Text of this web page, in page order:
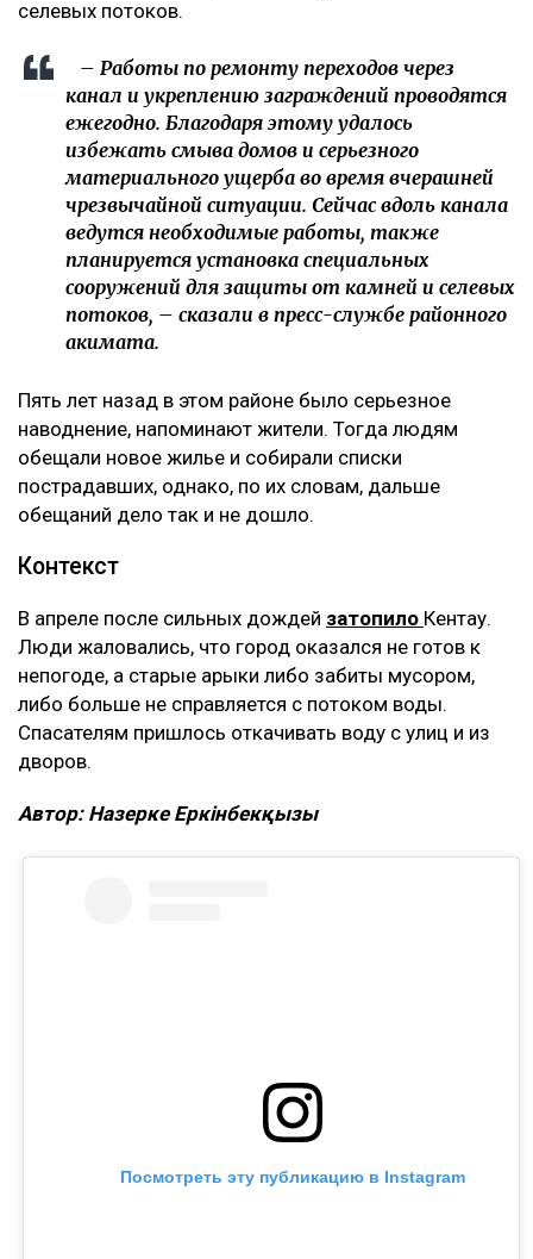
селевых потоков.
– Работы по ремонту переходов через
канал и укреплению заграждений проводятся
ежегодно. Благодаря этому удалось
избежать смыва домов и серьезного
материального ущерба во время вчерашней
чрезвычайной ситуации. Сейчас вдоль канала
ведутся необходимые работы, также
планируется установка специальных
сооружений для защиты от камней и селевых
потоков, – сказали в пресс-службе районного
акимата.
Пять лет назад в этом районе было серьезное
наводнение, напоминают жители. Тогда людям
обещали новое жилье и собирали списки
пострадавших, однако, по их словам, дальше
обещаний дело так и не дошло.
Контекст
В апреле после сильных дождей затопило Кентау.
Люди жаловались, что город оказался не готов к
непогоде, а старые арыки либо забиты мусором,
либо больше не справляется с потоком воды.
Спасателям пришлось откачивать воду с улиц и из
дворов.
Автор: Назерке Еркінбекқызы
Посмотреть эту публикацию в Instagram